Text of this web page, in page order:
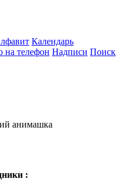
Календарь
Надписи Поиск
анимашка
: